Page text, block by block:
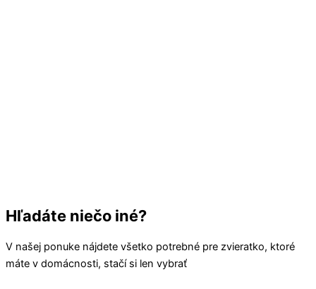
Hľadáte niečo iné?
V našej ponuke nájdete všetko potrebné pre zvieratko, ktoré
máte v domácnosti, stačí si len vybrať